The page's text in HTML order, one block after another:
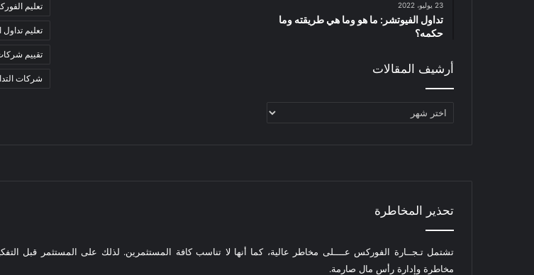
23 يوليو، 2022
تداول الفيوتشر: ما هو وما هي طريقته وما
حكمه؟
أرشيف المقالات
أرشيف
تعليم
تعليم تداول
تقييم
شركات
تحذير المخاطرة
تشتمل تـجــارة الفوركس عــــلى مخاطر عالية، كما أنها لا تناسب كافة المستثمرين. لذلك على المستثمر قبل
مخاطرة وإدارة رأس مال صارمة.